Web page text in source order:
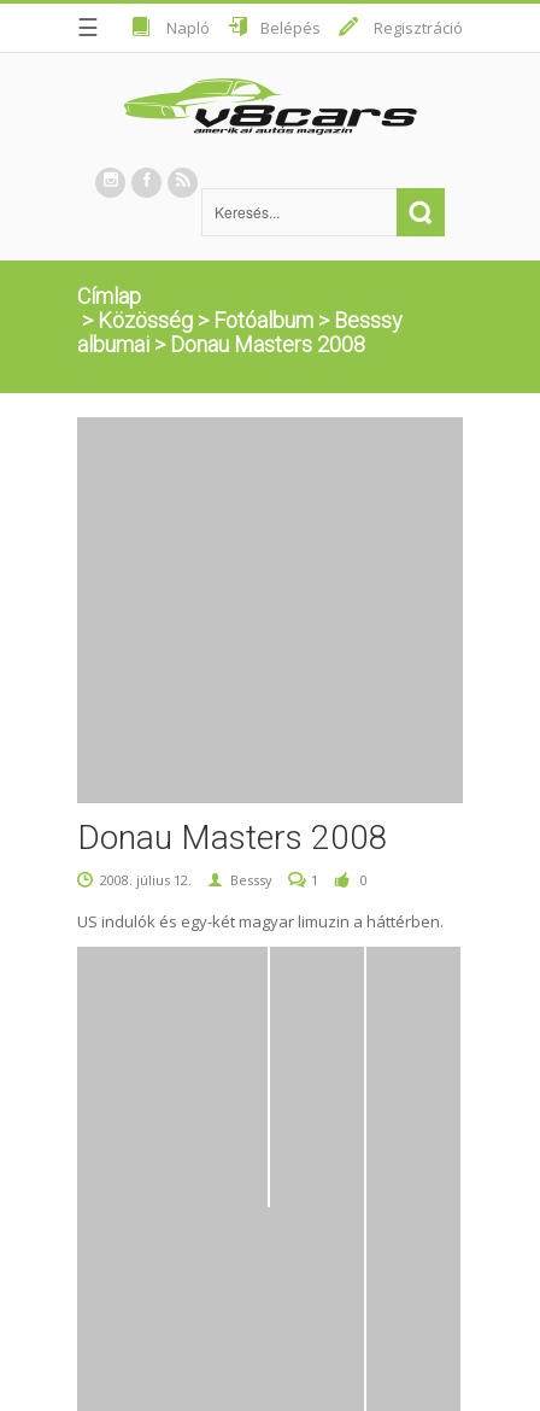
☰ Napló Belépés Regisztráció
Címlap
> Közösség > Fotóalbum > Besssy
albumai > Donau Masters 2008
Donau Masters 2008
2008. július 12. Besssy 1 0
US indulók és egy-két magyar limuzin a háttérben.